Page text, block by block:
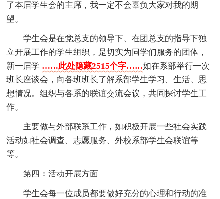
了本届学生会的主席，我一定不会辜负大家对我的期
望。
学生会是在党总支的领导下、在团总支的指导下独
立开展工作的学生组织，是切实为同学们服务的团体，
新一届学 ……此处隐藏2515个字……如在系部举行一次
班长座谈会，向各班班长了解系部学生学习、生活、思
想情况。组织与各系的联谊交流会议，共同探讨学生工
作。
主要做与外部联系工作，如积极开展一些社会实践
活动如社会调查、志愿服务、外校系部学生会联谊等
等。
第四：活动开展方面
学生会每一位成员都要做好充分的心理和行动的准